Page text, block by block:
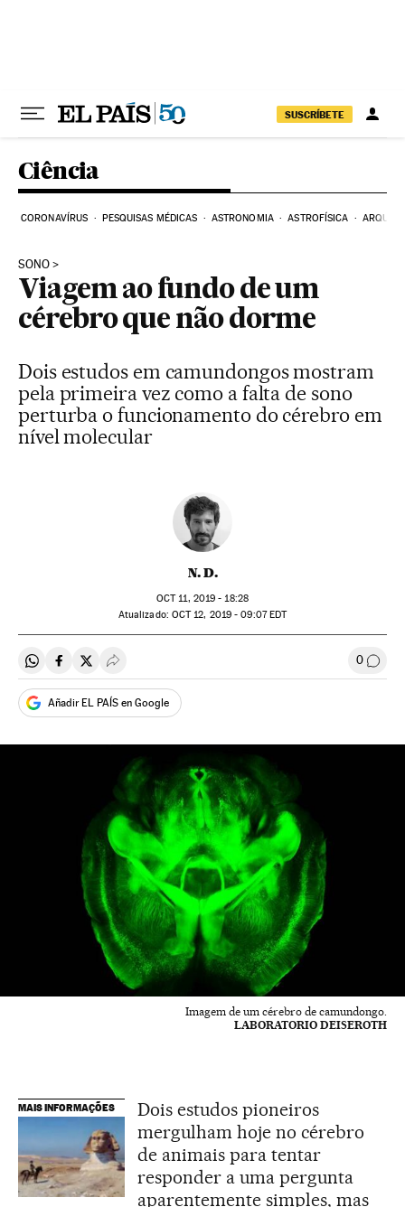
SUSCRÍBETE
Ciência
CORONAVÍRUS PESQUISAS MÉDICAS ASTRONOMIA ASTROFÍSICA
SONO
Viagem ao fundo de um
cérebro que não dorme
Dois estudos em camundongos mostram
pela primeira vez como a falta de sono
perturba o funcionamento do cérebro em
nível molecular
N. D.
OCT11, 2019 - 18:28
atualizado: OCT12, 2019 - 09:07EDT
Compartir en Whatsapp
Compartir en Facebook
Compartir en Twitter
Desplegar Redes Sociales 0
Añadir EL PAÍS en Google
Imagem de um cérebro de camundongo.
LABORATORIO DEISEROTH
MAIS INFORMAÇÕES
Dois estudos pioneiros
mergulham hoje no cérebro
de animais para tentar
responder a uma pergunta
aparentemente simples, mas